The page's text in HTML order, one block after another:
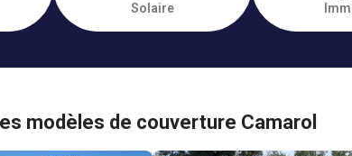
Solaire
modèles de couverture Camarol